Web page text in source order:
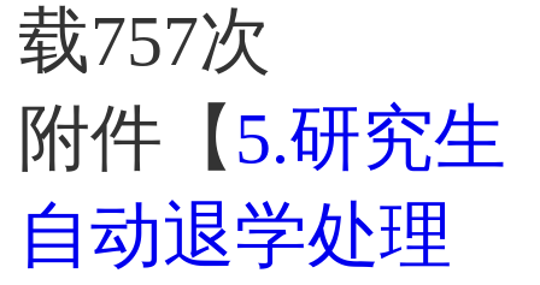
载757次
附件【 5.研究生
自动退学处理